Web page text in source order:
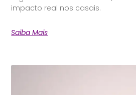
impacto real nos casais.
Saiba Mais